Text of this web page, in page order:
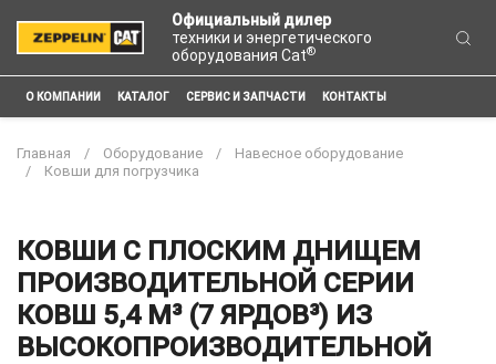
Официальный дилер
техники и энергетического
оборудования Cat®
О КОМПАНИИ КАТАЛОГ СЕРВИС И ЗАПЧАСТИ КОНТАКТЫ
Главная Оборудование
Навесное оборудование
Ковши для погрузчика
КОВШИ С ПЛОСКИМ ДНИЩЕМ
ПРОИЗВОДИТЕЛЬНОЙ СЕРИИ
КОВШ 5,4 М³ (7 ЯРДОВ³) ИЗ
ВЫСОКОПРОИЗВОДИТЕЛЬНОЙ